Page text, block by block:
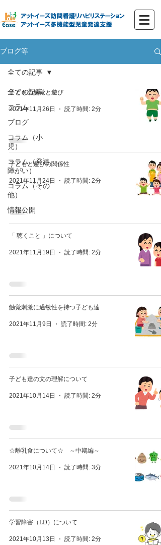
ブログ等
全ての記事
コラム
ブログ
コラム（小
児）
コラム（発達
障がい）
コラム（その
他）
情報公開
全ての記事
子どもの感覚と遊び
2021年11月26日 読了時間: 2分
子どもと遊びの関係性
2021年11月24日 読了時間: 2分
「 聴くこと 」について
2021年11月19日 読了時間: 2分
触覚刺激に過敏性を持つ子ども達
2021年11月9日 読了時間: 2分
子ども達の文の理解について
2021年10月14日 読了時間: 2分
☆離乳食について☆ ～中期編～
2021年10月14日 読了時間: 3分
学習障害（LD）について
2021年10月13日 読了時間: 2分